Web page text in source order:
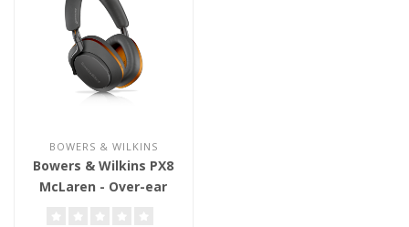
BOWERS & WILKINS
Bowers & Wilkins PX8
McLaren - Over-ear